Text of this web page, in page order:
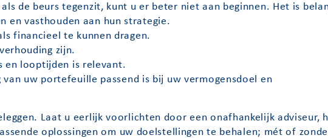
de beurs tegenzit, kunt u er beter niet aan beginnen. Het is
en vasthouden aan hun strategie.
financieel te kunnen dragen.
zijn.
en looptijden is relevant.
uw portefeuille passend is bij uw vermogensdoel en
Laat u eerlijk voorlichten door een onafhankelijk adviseur,
oplossingen om uw doelstellingen te behalen; mét of